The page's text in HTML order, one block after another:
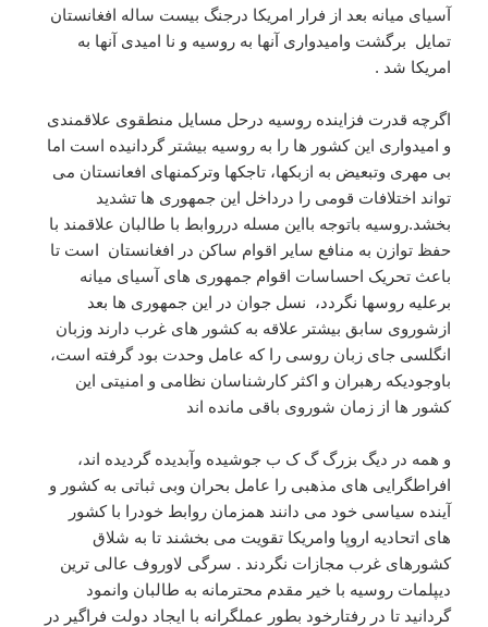
آسیای میانه بعد از فرار امریکا درجنگ بیست ساله افغانستان
تمایل برگشت وامیدواری آنها به روسیه و نا امیدی آنها به
امریکا شد .
اگرچه قدرت فزاینده روسیه درحل مسایل منطقوی علاقمندی
و امیدواری این کشور ها را به روسیه بیشتر گردانیده است اما
بی مهری وتبعیض به ازبکها، تاجکها وترکمنهای افعانستان می
تواند اختلافات قومی را درداخل این جمهوری ها تشدید
بخشد.روسیه باتوجه بااین مسله درروابط با طالبان علاقمند با
حفظ توازن به منافع سایر اقوام ساکن در افغانستان است تا
باعث تحریک احساسات اقوام جمهوری های آسیای میانه
برعلیه روسها نگردد، نسل جوان در این جمهوری ها بعد
ازشوروی سابق بیشتر علاقه به کشور های غرب دارند وزبان
انگلسی جای زبان روسی را که عامل وحدت بود گرفته است،
باوجودیکه رهبران و اکثر کارشناسان نظامی و امنیتی این
کشور ها از زمان شوروی باقی مانده اند
و همه در دیگ بزرگ گ ک ب جوشیده وآبدیده گردیده اند،
افراطگرایی های مذهبی را عامل بحران وبی ثباتی به کشور و
آینده سیاسی خود می دانند همزمان روابط خودرا با کشور
های اتحادیه اروپا وامریکا تقویت می بخشند تا به شلاق
کشورهای غرب مجازات نگردند . سرگی لاوروف عالی ترین
دیپلمات روسیه با خیر مقدم محترمانه به طالبان وانمود
گردانید تا در رفتارخود بطور عملگرانه با ایجاد دولت فراگیر در